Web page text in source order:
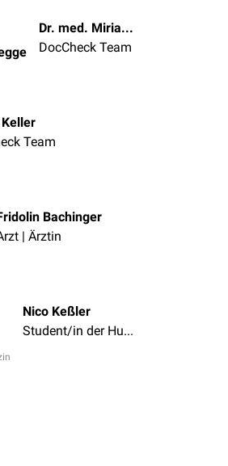
Dr. med. Miriam Dodegge
DocCheck Team
Team
Bachinger
| Ärztin
Nico Keßler
Student/in der Humanmedizin